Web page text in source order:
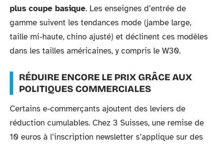
plus coupe basique. Les enseignes d’entrée de
gamme suivent les tendances mode (jambe large,
taille mi-haute, chino ajusté) et déclinent ces modèles
dans les tailles américaines, y compris le W30.
RÉDUIRE ENCORE LE PRIX GRÂCE AUX
POLITIQUES COMMERCIALES
Certains e-commerçants ajoutent des leviers de
réduction cumulables. Chez 3 Suisses, une remise de
10 euros à l’inscription newsletter s’applique sur des